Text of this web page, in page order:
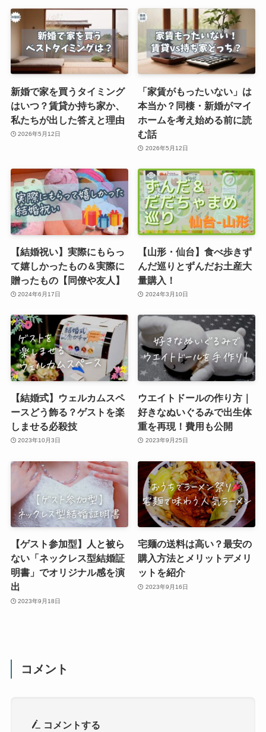
新婚で家を買うタイミング
はいつ？賃貸か持ち家か、
私たちが出した答えと理由
2026年5月12日
「家賃がもったいない」は
本当か？同棲・新婚がマイ
ホームを考え始める前に読
む話
2026年5月12日
【結婚祝い】実際にもらっ
て嬉しかったもの＆実際に
贈ったもの【同僚や友人】
2024年6月17日
【山形・仙台】食べ歩きず
んだ巡りとずんだお土産大
量購入！
2024年3月10日
【結婚式】ウェルカムスペ
ースどう飾る？ゲストを楽
しませる必殺技
2023年10月3日
ウエイトドールの作り方｜
好きなぬいぐるみで出生体
重を再現！費用も公開
2023年9月25日
【ゲスト参加型】人と被ら
ない「ネックレス型結婚証
明書」でオリジナル感を演
出
2023年9月18日
宅麺の送料は高い？最安の
購入方法とメリットデメリ
ットを紹介
2023年9月16日
コメント
コメントする